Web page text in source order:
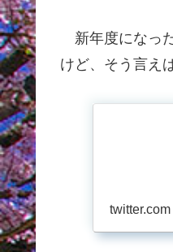
新年度になっ
けど、そう言え
twitter.com